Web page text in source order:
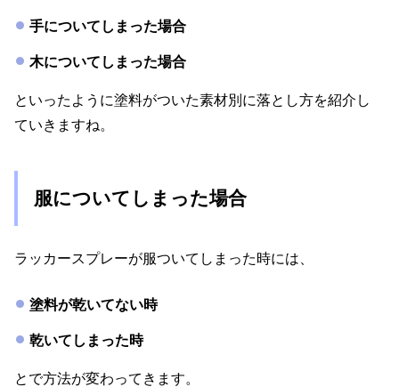
手についてしまった場合
木についてしまった場合
といったように塗料がついた素材別に落とし方を紹介し
ていきますね。
服についてしまった場合
ラッカースプレーが服ついてしまった時には、
塗料が乾いてない時
乾いてしまった時
とで方法が変わってきます。